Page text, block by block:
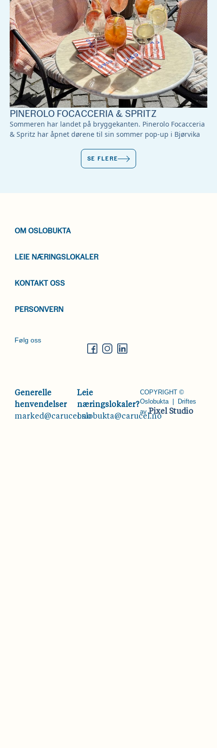
PINEROLO FOCACCERIA & SPRITZ
Sommeren har landet på bryggekanten. Pinerolo Focacceria
& Spritz har åpnet dørene til sin sommer pop-up i Bjørvika
SE FLERE
OM OSLOBUKTA
LEIE NÆRINGSLOKALER
KONTAKT OSS
PERSONVERN
Følg oss
Generelle
henvendelser
marked@carucel.no
COPYRIGHT ©
Oslobukta | Driftes
avPixel Studio
Leie
næringslokaler?
oslobukta@carucel.no